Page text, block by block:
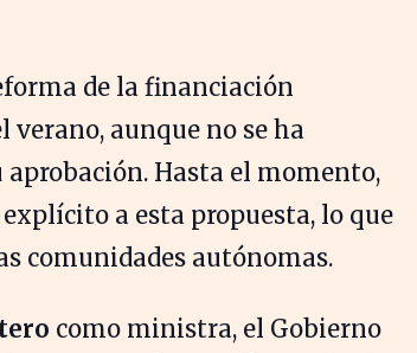
de la financiación
verano, aunque no se ha
Hasta el momento,
a esta propuesta, lo que
comunidades autónomas.
como ministra, el Gobierno